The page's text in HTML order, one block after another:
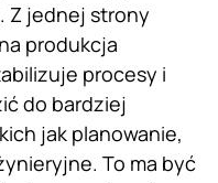
Z jednej strony
produkcja
procesy i
do bardziej
jak planowanie,
To ma być